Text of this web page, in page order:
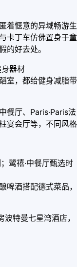
着惬意的异域畅游生
卡丁车仿佛置身于童
的好去处。
器材
室，都给健身减脂带
餐厅、Paris·Paris法
宴会厅等，不同风格
鹭禧·中餐厅甄选时
啤酒搭配德式菜品，
特曼七星湾酒店，